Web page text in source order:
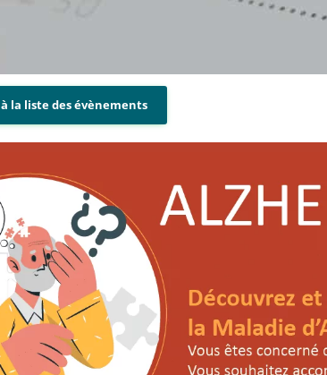
la liste des évènements